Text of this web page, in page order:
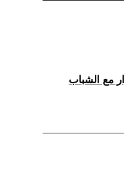
مع الشباب